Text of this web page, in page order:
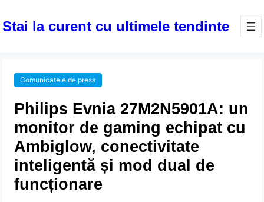
Stai la curent cu ultimele tendinte
Comunicatele de presa
Philips Evnia 27M2N5901A: un
monitor de gaming echipat cu
Ambiglow, conectivitate
inteligentă și mod dual de
funcționare